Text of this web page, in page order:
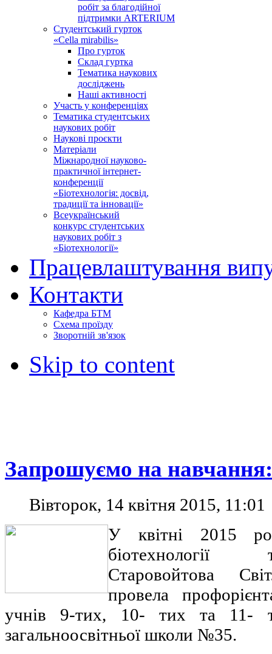
робіт за благодійної
підтримки ARTERIUM
Студентський гурток
«Cella mirabilis»
Про гурток
Склад гуртка
Тематика наукових
досліджень
Наші активності
Участь у конференціях
Тематика студентських
наукових робіт
Наукові проєкти
Матеріали
Міжнародної науково-
практичної інтернет-
конференції
«Біотехнологія: досвід,
традиції та інновації»
Всеукраїнський
конкурс студентських
наукових робіт з
«Біотехнології»
Працевлаштування
Контакти
Кафедра БТМ
Схема проїзду
Зворотній зв'язок
Skip to content
Запрошуємо на
Вівторок, 14 квітня 2015, 11:01
У квітні 2015
біотехнології
Старовойтова
провела
учнів 9-тих, 10- тих та 11-
загальноосвітньої школи №35.